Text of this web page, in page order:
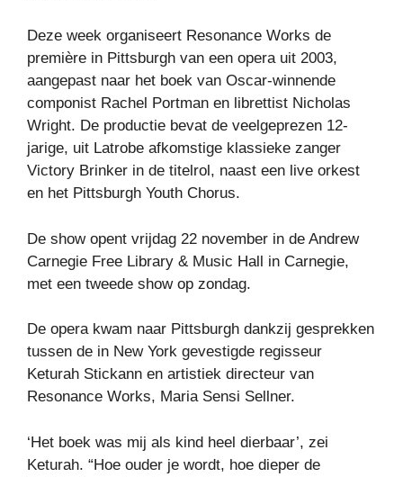
Deze week organiseert Resonance Works de
première in Pittsburgh van een opera uit 2003,
aangepast naar het boek van Oscar-winnende
componist Rachel Portman en librettist Nicholas
Wright. De productie bevat de veelgeprezen 12-
jarige, uit Latrobe afkomstige klassieke zanger
Victory Brinker in de titelrol, naast een live orkest
en het Pittsburgh Youth Chorus.
De show opent vrijdag 22 november in de Andrew
Carnegie Free Library & Music Hall in Carnegie,
met een tweede show op zondag.
De opera kwam naar Pittsburgh dankzij gesprekken
tussen de in New York gevestigde regisseur
Keturah Stickann en artistiek directeur van
Resonance Works, Maria Sensi Sellner.
‘Het boek was mij als kind heel dierbaar’, zei
Keturah. “Hoe ouder je wordt, hoe dieper de